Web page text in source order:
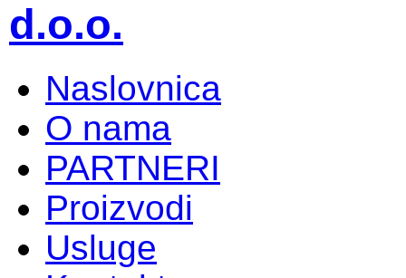
Naslovnica
O nama
PARTNERI
Proizvodi
Usluge